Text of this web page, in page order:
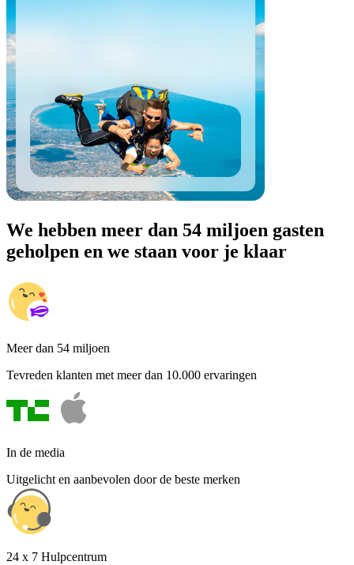
We hebben meer dan 54 miljoen gasten
geholpen en we staan voor je klaar
Meer dan 54 miljoen
Tevreden klanten met meer dan 10.000 ervaringen
In de media
Uitgelicht en aanbevolen door de beste merken
24 x 7 Hulpcentrum